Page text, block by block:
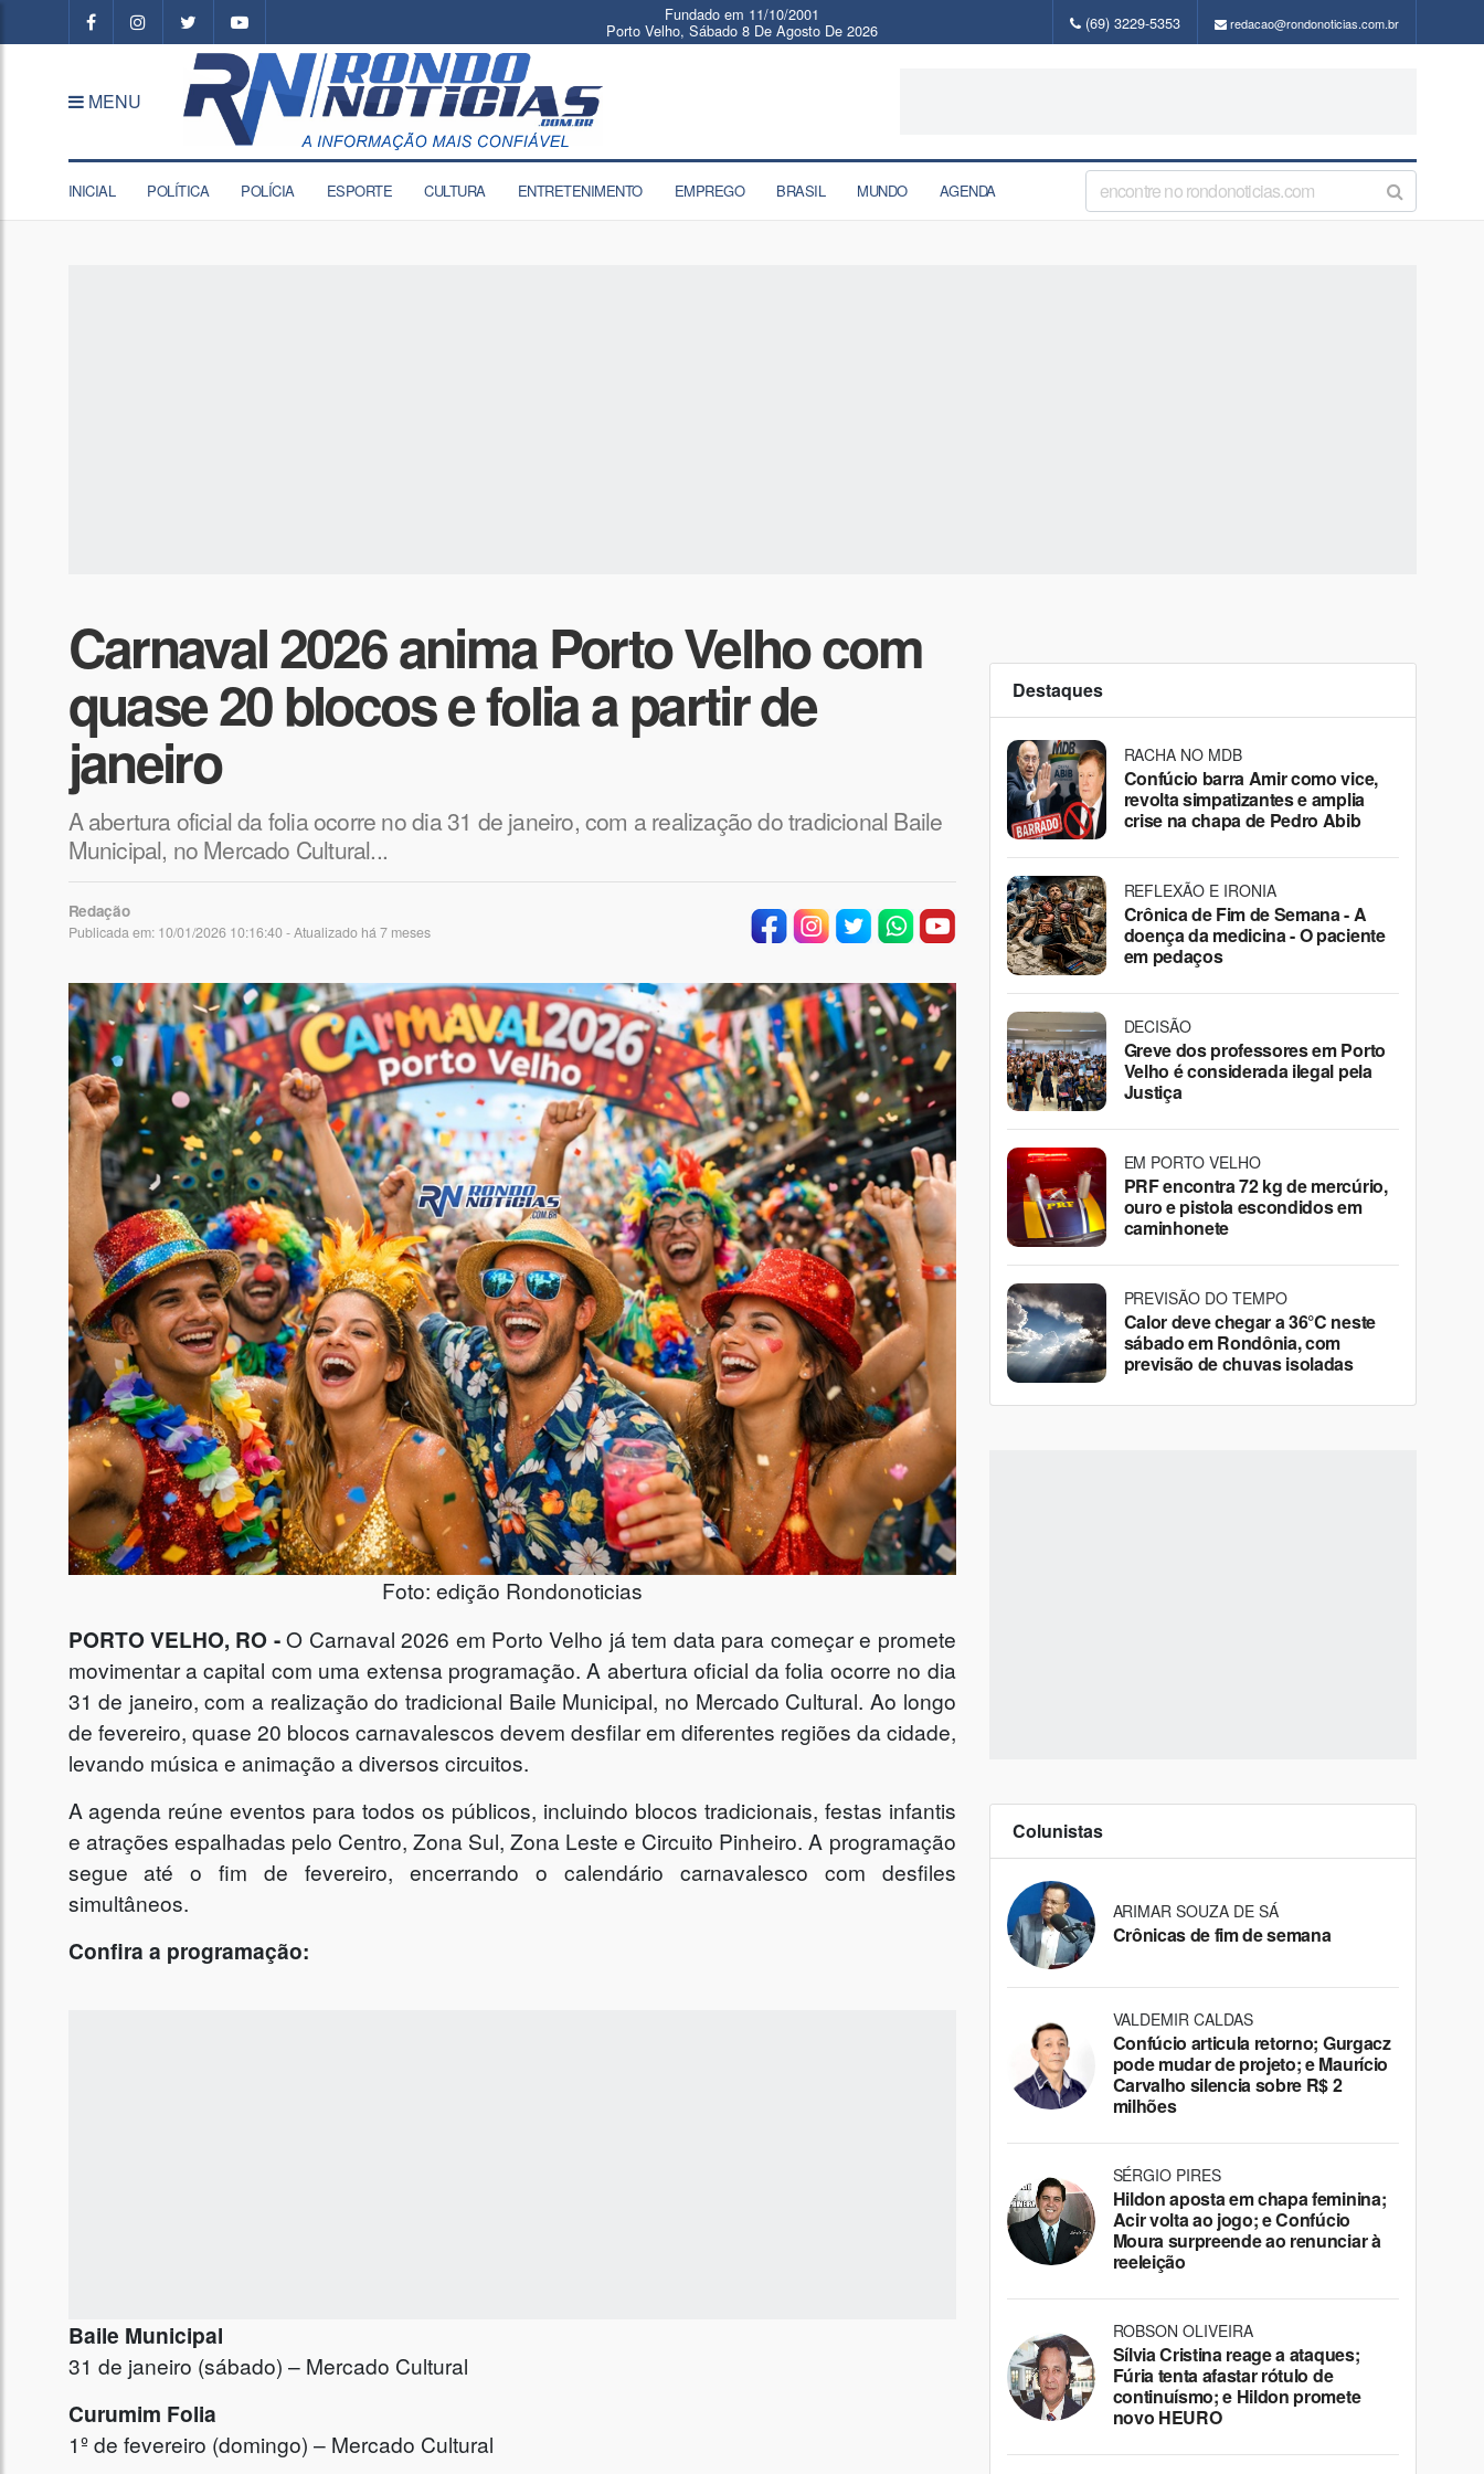
Fundado em 11/10/2001
Porto Velho, Sábado 8 De Agosto De 2026 (69) 3229-5353 redacao@rondonoticias.com.br
MENU
INICIAL POLÍTICA POLÍCIA ESPORTE CULTURA ENTRETENIMENTO EMPREGO BRASIL MUNDO AGENDA
Carnaval 2026 anima Porto Velho com
quase 20 blocos e folia a partir de
janeiro
A abertura oficial da folia ocorre no dia 31 de janeiro, com a realização do tradicional Baile
Municipal, no Mercado Cultural...
Redação
Publicada em: 10/01/2026 10:16:40 - Atualizado há 7 meses
Foto: edição Rondonoticias
PORTO VELHO, RO -O Carnaval 2026 em Porto Velho já tem data para começar e promete
movimentar a capital com uma extensa programação. A abertura oficial da folia ocorre no dia
31 de janeiro, com a realização do tradicional Baile Municipal, no Mercado Cultural. Ao longo
de fevereiro, quase 20 blocos carnavalescos devem desfilar em diferentes regiões da cidade,
levando música e animação a diversos circuitos.
A agenda reúne eventos para todos os públicos, incluindo blocos tradicionais, festas infantis
e atrações espalhadas pelo Centro, Zona Sul, Zona Leste e Circuito Pinheiro. A programação
segue até o fim de fevereiro, encerrando o calendário carnavalesco com desfiles
simultâneos.
Confira a programação:
Baile Municipal
31 de janeiro (sábado) – Mercado Cultural
Curumim Folia
1º de fevereiro (domingo) – Mercado Cultural
Destaques
RACHA NO MDB
Confúcio barra Amir como vice,
revolta simpatizantes e amplia
crise na chapa de Pedro Abib
REFLEXÃO E IRONIA
Crônica de Fim de Semana - A
doença da medicina - O paciente
em pedaços
DECISÃO
Greve dos professores em Porto
Velho é considerada ilegal pela
Justiça
EM PORTO VELHO
PRF encontra 72 kg de mercúrio,
ouro e pistola escondidos em
caminhonete
PREVISÃO DO TEMPO
Calor deve chegar a 36°C neste
sábado em Rondônia, com
previsão de chuvas isoladas
Colunistas
ARIMAR SOUZA DE SÁ
Crônicas de fim de semana
VALDEMIR CALDAS
Confúcio articula retorno; Gurgacz
pode mudar de projeto; e Maurício
Carvalho silencia sobre R$ 2
milhões
SÉRGIO PIRES
Hildon aposta em chapa feminina;
Acir volta ao jogo; e Confúcio
Moura surpreende ao renunciar à
reeleição
ROBSON OLIVEIRA
Sílvia Cristina reage a ataques;
Fúria tenta afastar rótulo de
continuísmo; e Hildon promete
novo HEURO